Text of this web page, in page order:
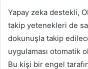
Yapay zeka destekli,
takip yetenekleri de
dokunuşla takip
uygulaması otomatik
Bu kişi bir engel